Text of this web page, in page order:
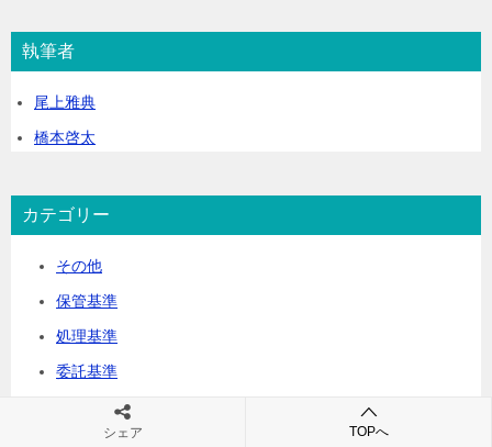
:
執筆者
尾上雅典
橋本啓太
カテゴリー
その他
保管基準
処理基準
委託基準
委託契約書
シェア TOPへ